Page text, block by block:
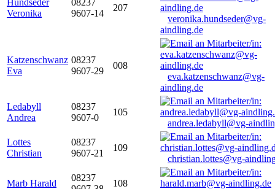
Hundseder
Veronika
08237
9607-14
207
veronika.hundseder@vg-
aindling.de
Katzenschwanz
Eva
08237
9607-29
008
eva.katzenschwanz@vg-
aindling.de
Ledabyll
Andrea
08237
9607-0
105
andrea.ledabyll@vg-
Lottes
Christian
08237
9607-21
109
christian.lottes@vg-
Marb Harald
08237
108